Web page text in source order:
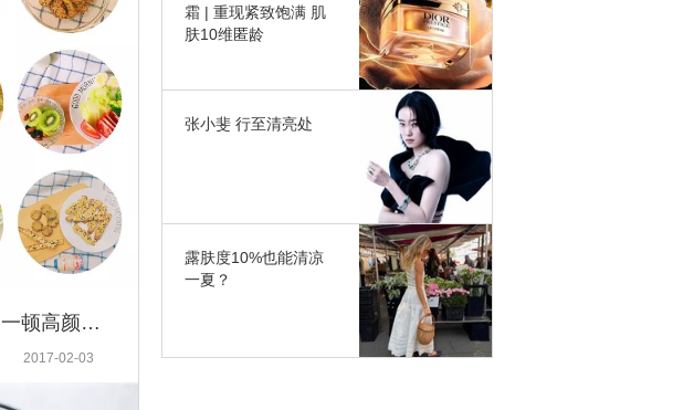
五分钟快手早餐食谱 | 用一顿高颜值早餐唤醒上班第一天
2017-02-03
霜 | 重现紧致饱满 肌
肤10维匿龄
张小斐 行至清亮处
露肤度10%也能清凉
一夏？